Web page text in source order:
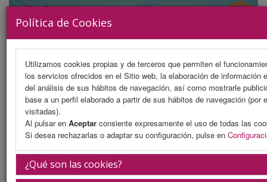
Política de Cookies
Utilizamos cookies propias y de terceros que permiten el
los servicios ofrecidos en el Sitio web, la elaboración de información
del análisis de sus hábitos de navegación, así como mostrarle
base a un perfil elaborado a partir de sus hábitos de navegación (por
visitadas).
Al pulsar en Aceptar consiente expresamente el uso de todas las
Si desea rechazarlas o adaptar su configuración, pulse en
¿Qué son las cookies?
MENU
Presentación
La ciudad
La sede